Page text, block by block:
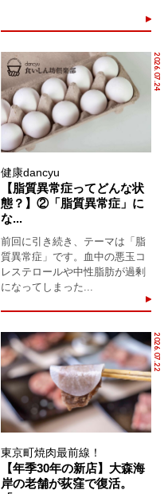
2026.07.24
健康dancyu
【脂質異常症ってどんな状
態？】②「脂質異常症」に
な...
前回に引き続き、テーマは「脂
質異常症」です。血中の悪玉コ
レステロールや中性脂肪が過剰
になってしまった...
2026.07.22
東京町焼肉最前線！
【年季30年の新店】大森海
岸の老舗が荻窪で復活。